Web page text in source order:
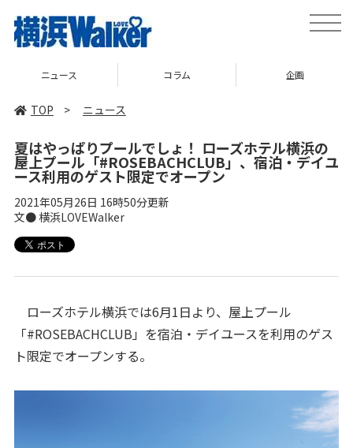
toggle
ニュース コラム 企画
TOP > ニュース
夏はやっぱりプールでしょ！ ローズホテル横浜の
屋上プール「#ROSEBACHCLUB」、宿泊・デイユ
ース利用のゲスト限定でオープン
2021年05月26日 16時50分更新
文● 横浜LOVEWalker
ローズホテル横浜では6月1日より、屋上プール
「#ROSEBACHCLUB」を宿泊・デイユースを利用のゲス
ト限定でオープンする。